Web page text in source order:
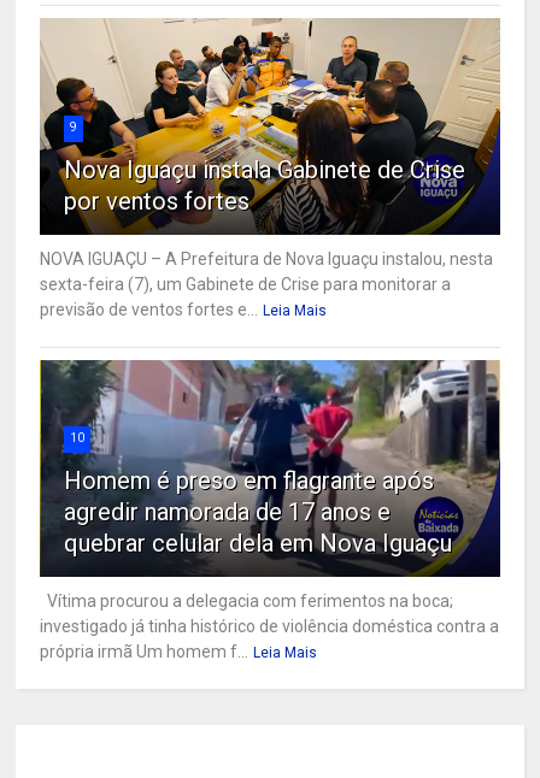
9
Nova Iguaçu instala Gabinete de Crise
por ventos fortes
NOVA IGUAÇU – A Prefeitura de Nova Iguaçu instalou, nesta
sexta-feira (7), um Gabinete de Crise para monitorar a
previsão de ventos fortes e...
Leia Mais
10
Homem é preso em flagrante após
agredir namorada de 17 anos e
quebrar celular dela em Nova Iguaçu
Vítima procurou a delegacia com ferimentos na boca;
investigado já tinha histórico de violência doméstica contra a
própria irmã Um homem f...
Leia Mais